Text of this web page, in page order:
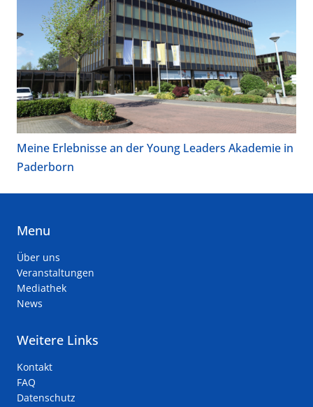
Meine Erlebnisse an der Young Leaders Akademie in
Paderborn
Menu
Über uns
Veranstaltungen
Mediathek
News
Weitere Links
Kontakt
FAQ
Datenschutz